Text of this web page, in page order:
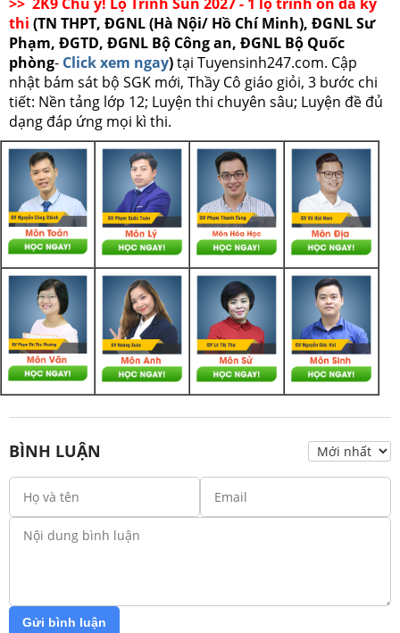
thi (TN THPT, ĐGNL (Hà Nội/ Hồ Chí Minh), ĐGNL Sư
Phạm, ĐGTD, ĐGNL Bộ Công an, ĐGNL Bộ Quốc
phòng- Click xem ngay)tại Tuyensinh247.com. Cập
nhật bám sát bộ SGK mới, Thầy Cô giáo giỏi, 3 bước chi
tiết: Nền tảng lớp 12; Luyện thi chuyên sâu; Luyện đề đủ
dạng đáp ứng mọi kì thi.
BÌNH LUẬN
Gửi bình luận